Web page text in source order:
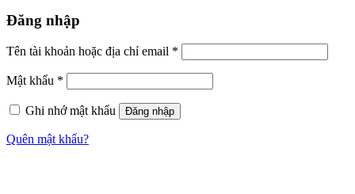
Đăng nhập
Tên tài khoản hoặc địa chỉ email *
Mật khẩu *
Ghi nhớ mật khẩu Đăng nhập
Quên mật khẩu?